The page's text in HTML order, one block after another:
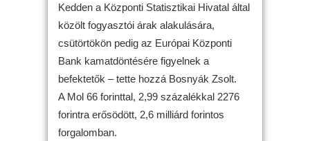
Kedden a Központi Statisztikai Hivatal által
közölt fogyasztói árak alakulására,
csütörtökön pedig az Európai Központi
Bank kamatdöntésére figyelnek a
befektetők – tette hozzá Bosnyák Zsolt.
A Mol 66 forinttal, 2,99 százalékkal 2276
forintra erősödött, 2,6 milliárd forintos
forgalomban.